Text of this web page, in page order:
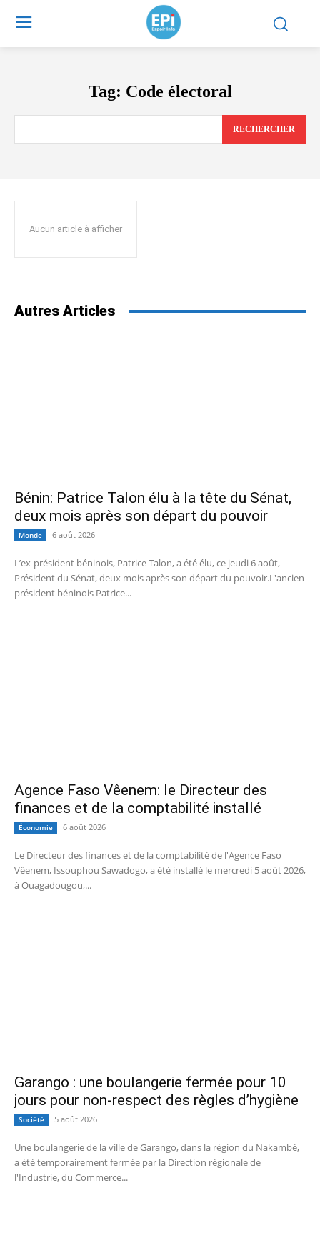
Tag: Code électoral
RECHERCHER
Aucun article à afficher
Autres Articles
Bénin: Patrice Talon élu à la tête du Sénat,
deux mois après son départ du pouvoir
Monde 6 août 2026
L’ex-président béninois, Patrice Talon, a été élu, ce jeudi 6 août,
Président du Sénat, deux mois après son départ du pouvoir.L'ancien
président béninois Patrice...
Agence Faso Vêenem: le Directeur des
finances et de la comptabilité installé
Économie 6 août 2026
Le Directeur des finances et de la comptabilité de l'Agence Faso
Vêenem, Issouphou Sawadogo, a été installé le mercredi 5 août 2026,
à Ouagadougou,...
Garango : une boulangerie fermée pour 10
jours pour non-respect des règles d’hygiène
Société 5 août 2026
Une boulangerie de la ville de Garango, dans la région du Nakambé,
a été temporairement fermée par la Direction régionale de
l'Industrie, du Commerce...